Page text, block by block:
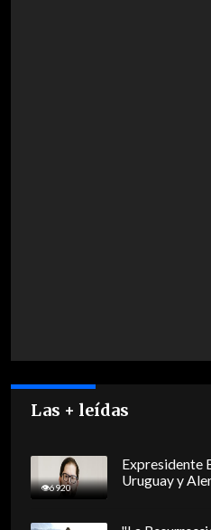
Las + leídas
6920
Expresidente
Uruguay y